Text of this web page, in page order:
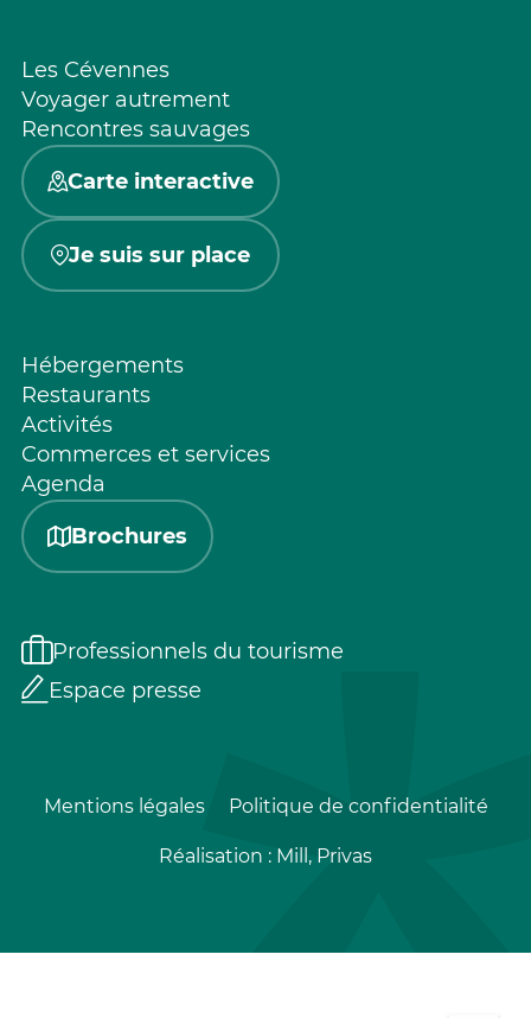
Les Cévennes
Voyager autrement
Rencontres sauvages
Carte interactive
Je suis sur place
Hébergements
Restaurants
Activités
Commerces et services
Agenda
Brochures
Professionnels du tourisme
Espace presse
Mentions légales Politique de confidentialité
Réalisation : Mill, Privas